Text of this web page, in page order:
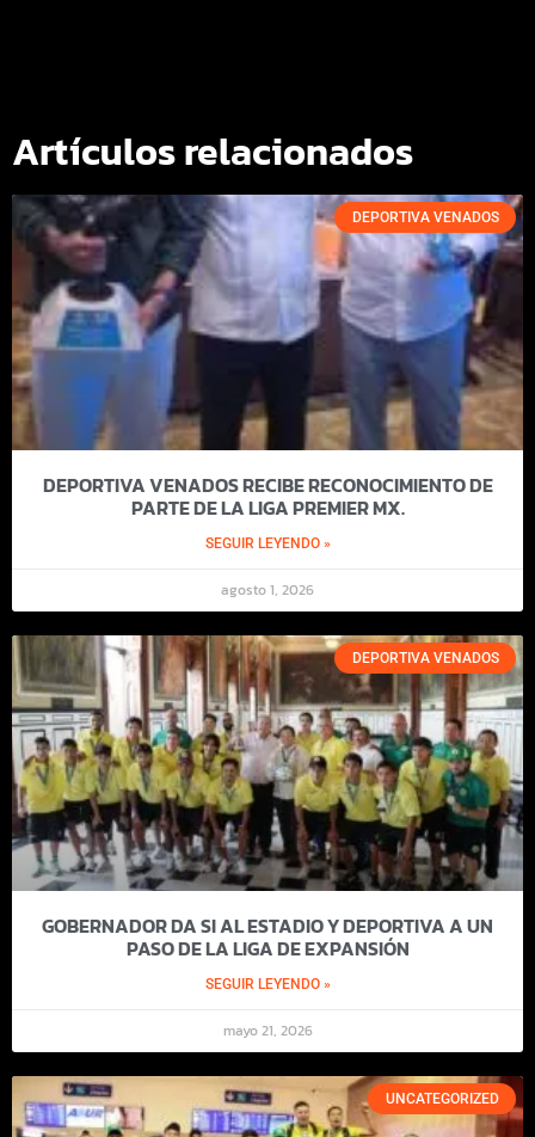
Artículos relacionados
DEPORTIVA VENADOS
DEPORTIVA VENADOS RECIBE RECONOCIMIENTO DE
PARTE DE LA LIGA PREMIER MX.
SEGUIR LEYENDO »
agosto 1, 2026
DEPORTIVA VENADOS
GOBERNADOR DA SI AL ESTADIO Y DEPORTIVA A UN
PASO DE LA LIGA DE EXPANSIÓN
SEGUIR LEYENDO »
mayo 21, 2026
UNCATEGORIZED